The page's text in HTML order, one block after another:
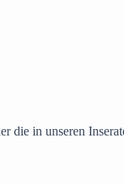
die in unseren